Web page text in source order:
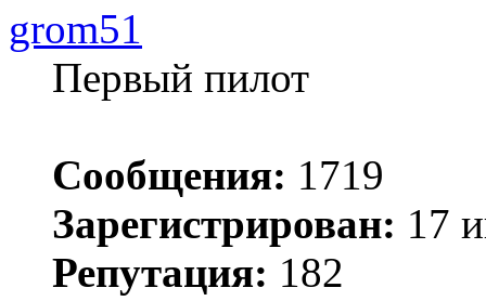
grom51
Первый пилот
Сообщения: 1719
Зарегистрирован: 17
Репутация: 182